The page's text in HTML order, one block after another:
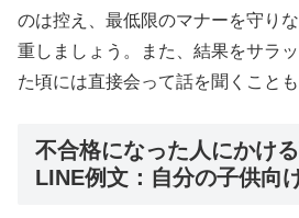
のは控え、最低限のマナーを守り
重しましょう。また、結果をサラ
た頃には直接会って話を聞くこと
不合格になった人にかけ
LINE例文：自分の子供向